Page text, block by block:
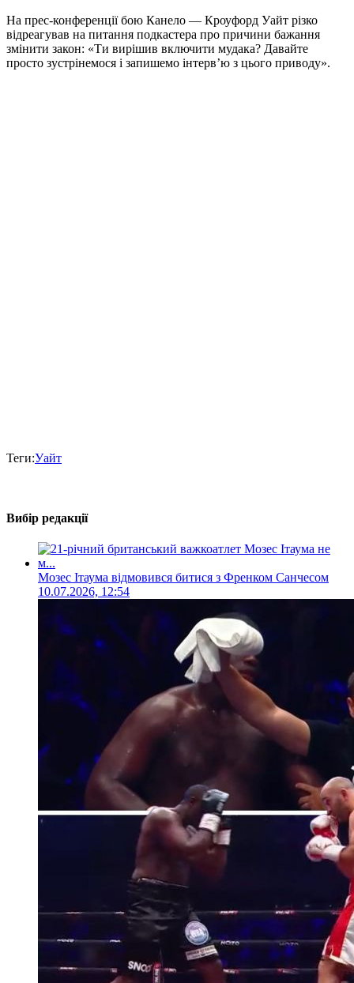
На прес-конференції бою Канело — Кроуфорд Уайт різко
відреагував на питання подкастера про причини бажання
змінити закон: «Ти вирішив включити мудака? Давайте
просто зустрінемося і запишемо інтервʼю з цього приводу».
Теги:Уайт
Вибір редакції
Мозес Ітаума відмовився битися з Френком Санчесом
10.07.2026, 12:54